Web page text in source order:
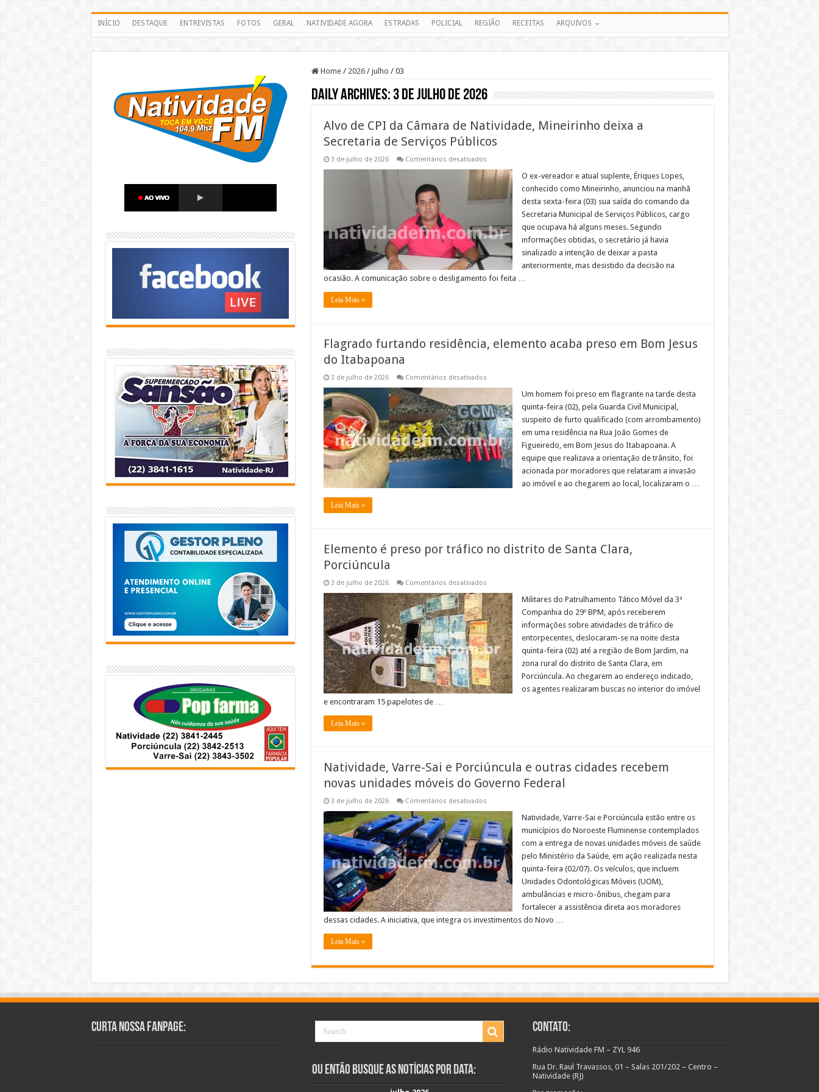
INÍCIO DESTAQUE ENTREVISTAS FOTOS GERAL NATIVIDADE AGORA ESTRADAS POLICIAL REGIÃO RECEITAS ARQUIVOS
Home / 2026 / julho / 03
Daily Archives:3 de julho de 2026
Alvo de CPI da Câmara de Natividade, Mineirinho deixa a
Secretaria de Serviços Públicos
3 de julho de 2026 Comentários desativadosem
de
CPI
Câmara
deixa
a
Secretaria
de
Serviços
Públicos
O ex-vereador e atual suplente, Ériques Lopes,
conhecido como Mineirinho, anunciou na manhã
desta sexta-feira (03) sua saída do comando da
Secretaria Municipal de Serviços Públicos, cargo
que ocupava há alguns meses. Segundo
informações obtidas, o secretário já havia
sinalizado a intenção de deixar a pasta
anteriormente, mas desistido da decisão na
ocasião. A comunicação sobre o desligamento foi feita …
Leia Mais »
Flagrado furtando residência, elemento acaba preso em Bom Jesus
do Itabapoana
3 de julho de 2026 Comentários desativadosem
elemento
acaba
preso
em
Bom
Jesus
do
Itabapoana
Um homem foi preso em flagrante na tarde desta
quinta-feira (02), pela Guarda Civil Municipal,
suspeito de furto qualificado (com arrombamento)
em uma residência na Rua João Gomes de
Figueiredo, em Bom Jesus do Itabapoana. A
equipe que realizava a orientação de trânsito, foi
acionada por moradores que relataram a invasão
ao imóvel e ao chegarem ao local, localizaram o …
Leia Mais »
Elemento é preso por tráfico no distrito de Santa Clara,
Porciúncula
3 de julho de 2026 Comentários desativadosem
é
preso
por
tráfico
no
distrito
de
Santa
Clara,
Porciúncula
Militares do Patrulhamento Tático Móvel da 3ª
Companhia do 29º BPM, após receberem
informações sobre atividades de tráfico de
entorpecentes, deslocaram-se na noite desta
quinta-feira (02) até a região de Bom Jardim, na
zona rural do distrito de Santa Clara, em
Porciúncula. Ao chegarem ao endereço indicado,
os agentes realizaram buscas no interior do imóvel
e encontraram 15 papelotes de …
Leia Mais »
Natividade, Varre-Sai e Porciúncula e outras cidades recebem
novas unidades móveis do Governo Federal
3 de julho de 2026 Comentários desativadosem
Varre-
Sai
e
Porciúncula
e
outras
cidades
recebem
novas
unidades
móveis
do
Governo
Federal
Natividade, Varre-Sai e Porciúncula estão entre os
municípios do Noroeste Fluminense contemplados
com a entrega de novas unidades móveis de saúde
pelo Ministério da Saúde, em ação realizada nesta
quinta-feira (02/07). Os veículos, que incluem
Unidades Odontológicas Móveis (UOM),
ambulâncias e micro-ônibus, chegam para
fortalecer a assistência direta aos moradores
dessas cidades. A iniciativa, que integra os investimentos do Novo …
Leia Mais »
Curta Nossa Fanpage:
Ou Então Busque as Notícias Por Data:
Contato:
Rádio Natividade FM – ZYL 946
Rua Dr. Raul Travassos, 01 – Salas 201/202 – Centro –
Natividade (RJ)